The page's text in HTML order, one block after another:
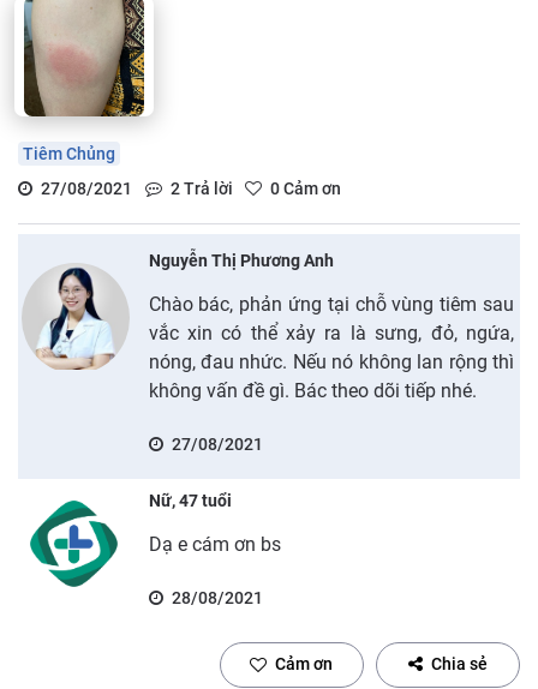
Tiêm Chủng
27/08/2021
2Trả lời 0Cảm ơn
Nguyễn Thị Phương Anh
Chào bác, phản ứng tại chỗ vùng tiêm sau
vắc xin có thể xảy ra là sưng, đỏ, ngứa,
nóng, đau nhức. Nếu nó không lan rộng thì
không vấn đề gì. Bác theo dõi tiếp nhé.
27/08/2021
Nữ, 47 tuổi
Dạ e cám ơn bs
28/08/2021
Cảm ơn Chia sẻ